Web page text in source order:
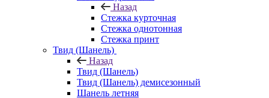
Назад
Стежка курточная
Стежка однотонная
Стежка принт
Твид (Шанель)
Назад
Твид (Шанель)
Твид (Шанель) демисезонный
Шанель летняя